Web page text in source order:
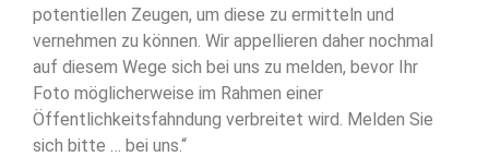
potentiellen Zeugen, um diese zu ermitteln und
vernehmen zu können. Wir appellieren daher nochmal
auf diesem Wege sich bei uns zu melden, bevor Ihr
Foto möglicherweise im Rahmen einer
Öffentlichkeitsfahndung verbreitet wird. Melden Sie
sich bitte … bei uns.“